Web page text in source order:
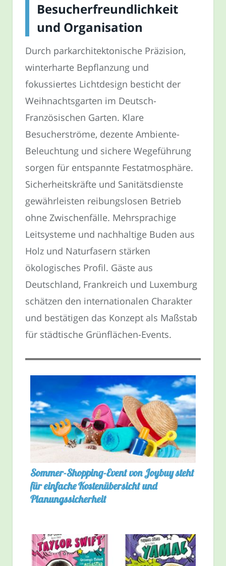
Besucherfreundlichkeit
und Organisation
Durch parkarchitektonische Präzision,
winterharte Bepflanzung und
fokussiertes Lichtdesign besticht der
Weihnachtsgarten im Deutsch-
Französischen Garten. Klare
Besucherströme, dezente Ambiente-
Beleuchtung und sichere Wegeführung
sorgen für entspannte Festatmosphäre.
Sicherheitskräfte und Sanitätsdienste
gewährleisten reibungslosen Betrieb
ohne Zwischenfälle. Mehrsprachige
Leitsysteme und nachhaltige Buden aus
Holz und Naturfasern stärken
ökologisches Profil. Gäste aus
Deutschland, Frankreich und Luxemburg
schätzen den internationalen Charakter
und bestätigen das Konzept als Maßstab
für städtische Grünflächen-Events.
Sommer-Shopping-Event von Joybuy steht
für einfache Kostenübersicht und
Planungssicherheit